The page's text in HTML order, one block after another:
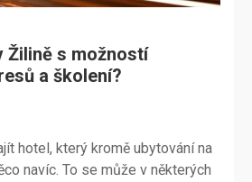
Žilině s možností
a školení?
hotel, který kromě ubytování na
navíc. To se může v některých